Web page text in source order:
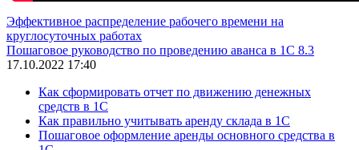
Эффективное распределение рабочего времени на
круглосуточных работах
Пошаговое руководство по проведению аванса в 1С 8.3
17.10.2022 17:40
Как сформировать отчет по движению денежных
средств в 1С
Как правильно учитывать аренду склада в 1С
Пошаговое оформление аренды основного средства в